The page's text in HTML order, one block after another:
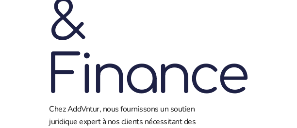
&
Finance
Chez AddVntur, nous fournissons un soutien
juridique expert à nos clients nécessitant des